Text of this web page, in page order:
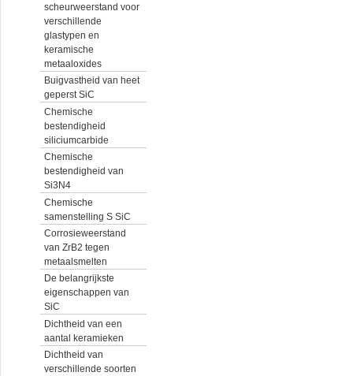
scheurweerstand voor
verschillende
glastypen en
keramische
metaaloxides
Buigvastheid van heet
geperst SiC
Chemische
bestendigheid
siliciumcarbide
Chemische
bestendigheid van
Si3N4
Chemische
samenstelling S SiC
Corrosieweerstand
van ZrB2 tegen
metaalsmelten
De belangrijkste
eigenschappen van
SiC
Dichtheid van een
aantal keramieken
Dichtheid van
verschillende soorten